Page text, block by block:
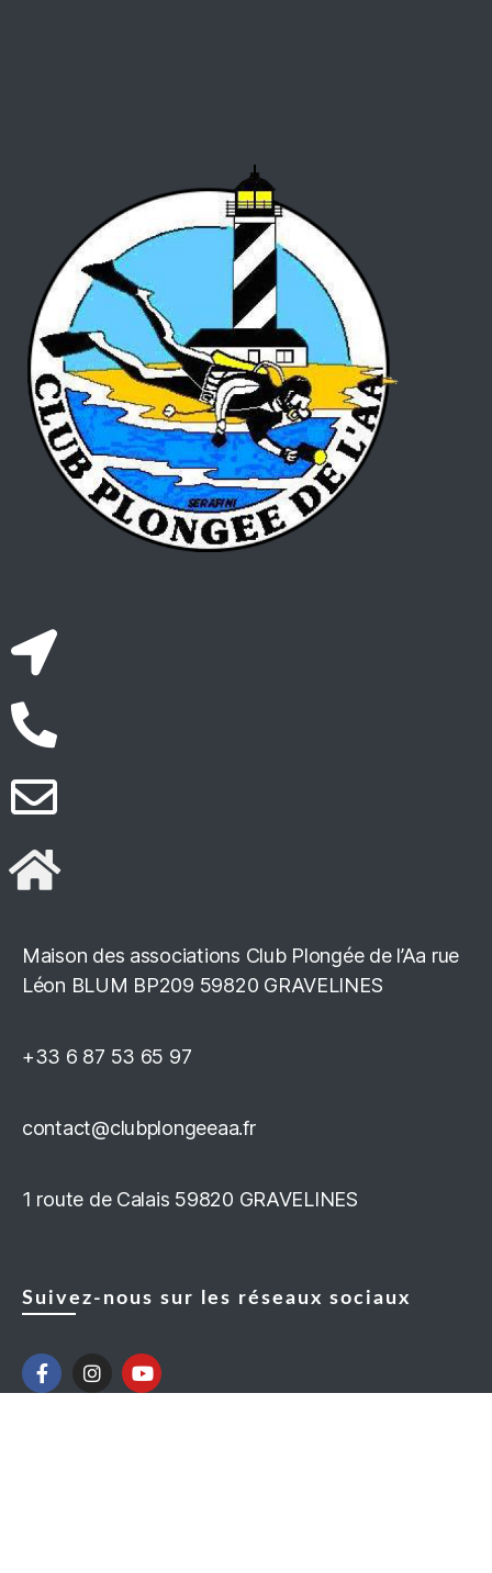
Maison des associations Club Plongée de l’Aa rue
Léon BLUM BP209 59820 GRAVELINES
+33 6 87 53 65 97
contact@clubplongeeaa.fr
1 route de Calais 59820 GRAVELINES
Suivez-nous sur les réseaux sociaux